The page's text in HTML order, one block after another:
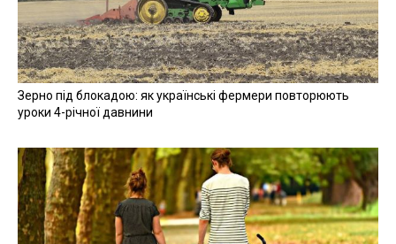
Зерно під блокадою: як українські фермери повторюють
уроки 4-річної давнини